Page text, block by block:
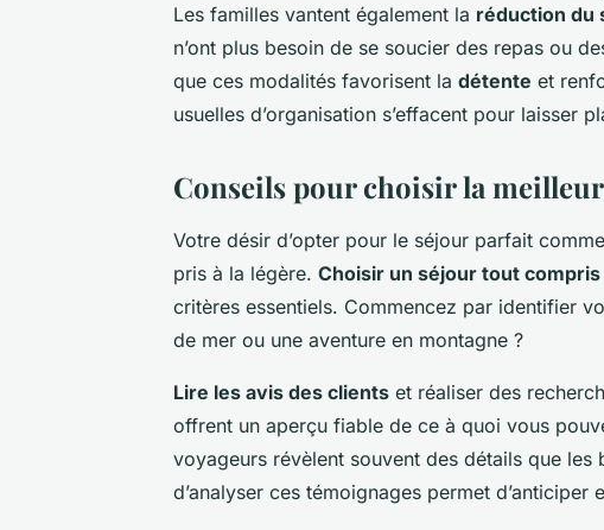
Les familles vantent également la réduction du
n’ont plus besoin de se soucier des repas ou
que ces modalités favorisent la détente et
usuelles d’organisation s’effacent pour laisser
Conseils pour choisir la
Votre désir d’opter pour le séjour parfait
pris à la légère. Choisir un séjour tout compris
critères essentiels. Commencez par identifier
de mer ou une aventure en montagne ?
Lire les avis des clients et réaliser des
offrent un aperçu fiable de ce à quoi vous
voyageurs révèlent souvent des détails que
d’analyser ces témoignages permet d’anticiper